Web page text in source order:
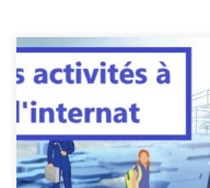
Découvrez les ateliers et
étudiants internes au